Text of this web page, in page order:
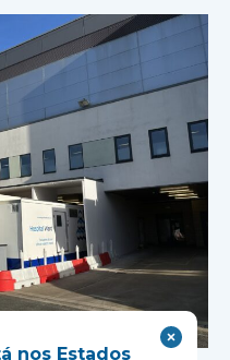
nos Estados